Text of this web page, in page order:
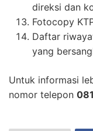
direksi dan
Fotocopy
Daftar
yang
Untuk informasi
nomor telepon